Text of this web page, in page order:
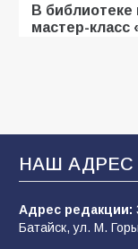
В библиотеке
мастер-
деле
2026 года
НАШ АДРЕС
Адрес редакции:
Батайск, ул. М.